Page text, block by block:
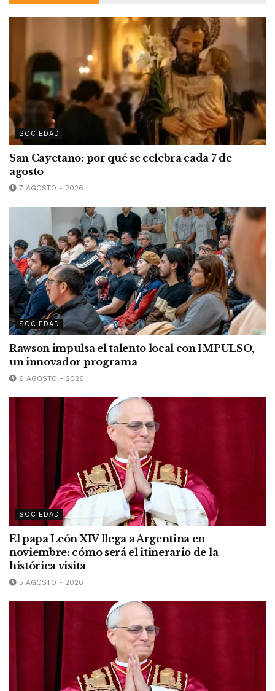
SOCIEDAD
San Cayetano: por qué se celebra cada 7 de
agosto
7 AGOSTO - 2026
SOCIEDAD
Rawson impulsa el talento local con IMPULSO,
un innovador programa
6 AGOSTO - 2026
SOCIEDAD
El papa León XIV llega a Argentina en
noviembre: cómo será el itinerario de la
histórica visita
5 AGOSTO - 2026